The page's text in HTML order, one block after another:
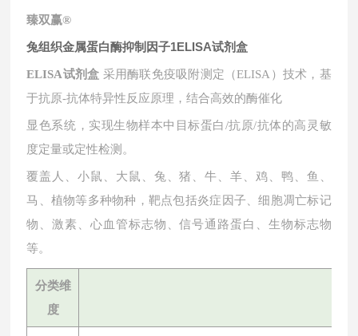
臻双赢®
兔组织金属蛋白酶抑制因子1ELISA试剂盒
ELISA试剂盒 采用酶联免疫吸附测定（ELISA）技术，基
于抗原-抗体特异性反应原理，结合高效的酶催化
显色系统，实现生物样本中目标蛋白/抗原/抗体的高灵敏
度定量或定性检测。
覆盖人、小鼠、大鼠、兔、猪、牛、羊、鸡、鸭、鱼、
马、植物等多种物种，靶点包括炎症因子、细胞凋亡标记
物、激素、心血管标志物、信号通路蛋白、生物标志物
等。
分类维
度